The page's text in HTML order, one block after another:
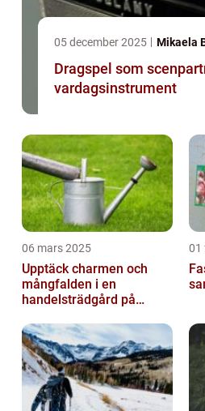
05 december 2025 Mikaela
Dragspel som
vardagsinstrument
06 mars 2025
Upptäck charmen och
mångfalden i en
handelsträdgård på
01